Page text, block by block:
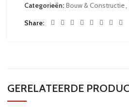
Categorieën: Bouw & Constructie
Share
GERELATEERDE